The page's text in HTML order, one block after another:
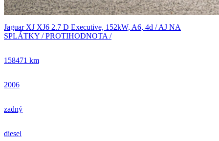
Jaguar XJ XJ6 2.7 D Executive, 152kW, A6, 4d / AJ NA
SPLÁTKY / PROTIHODNOTA /
158471 km
2006
zadný
diesel